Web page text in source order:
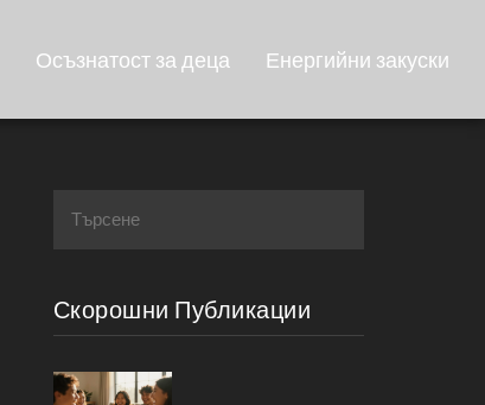
Осъзнатост за деца Енергийни закуски
Скорошни Публикации